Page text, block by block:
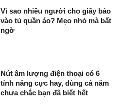
Vì sao nhiều người cho giấy báo
vào tủ quần áo? Mẹo nhỏ mà bất
ngờ
Nút âm lượng điện thoại có 6
tính năng cực hay, dùng cả năm
chưa chắc bạn đã biết hết